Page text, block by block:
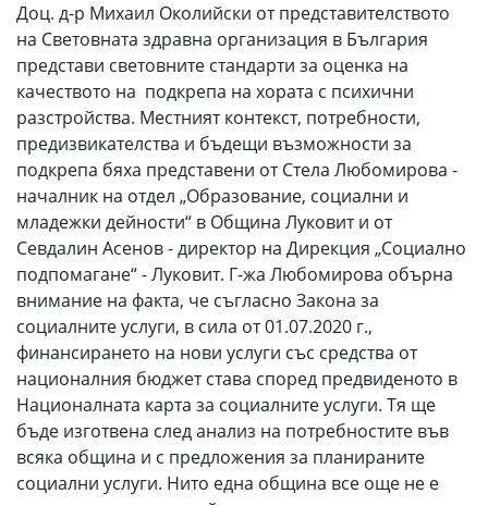
Доц. д-р Михаил Околийски от представителството
на Световната здравна организация в България
представи световните стандарти за оценка на
качеството на подкрепа на хората с психични
разстройства. Местният контекст, потребности,
предизвикателства и бъдещи възможности за
подкрепа бяха представени от Стела Любомирова -
началник на отдел „Образование, социални и
младежки дейности“ в Община Луковит и от
Севдалин Асенов - директор на Дирекция „Социално
подпомагане“ - Луковит. Г-жа Любомирова обърна
внимание на факта, че съгласно Закона за
социалните услуги, в сила от 01.07.2020 г.,
финансирането на нови услуги със средства от
националния бюджет става според предвиденото в
Националната карта за социалните услуги. Тя ще
бъде изготвена след анализ на потребностите във
всяка община и с предложения за планираните
социални услуги. Нито една община все още не е